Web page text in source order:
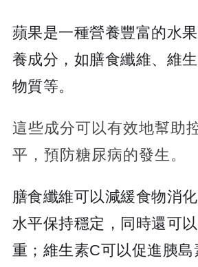
蘋果是一種營養豐富的水
養成分，如膳食纖維、維
物質等。
這些成分可以有效地幫助
平，預防糖尿病的發生。
膳食纖維可以減緩食物消
水平保持穩定，同時還可
重；維生素C可以促進胰島